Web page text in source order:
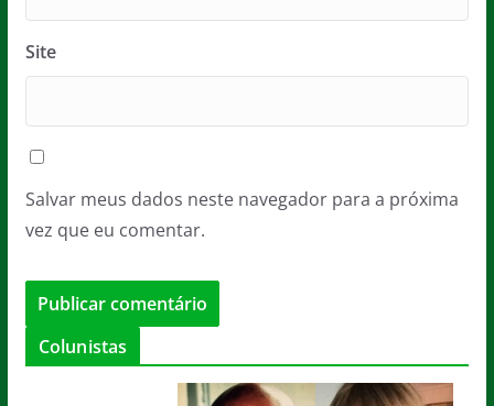
Site
Salvar meus dados neste navegador para a próxima
vez que eu comentar.
Colunistas